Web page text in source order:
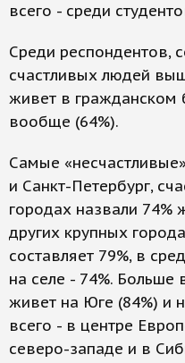
всего - среди
Среди респондентов,
счастливых людей
живет в гражданском
вообще (64%).
Самые
и Санкт-Петербург,
городах назвали 74%
других крупных
составляет 79%, в
на селе - 74%. Больше
живет на Юге (84%) и
всего - в центре
северо-западе и в